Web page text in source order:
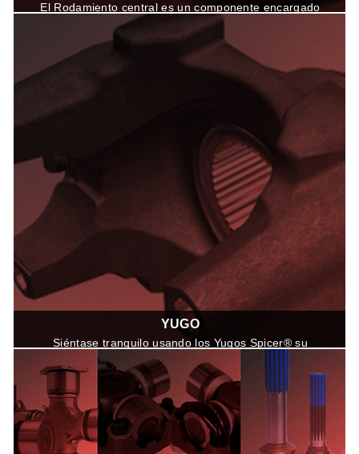
El Rodamiento central es un componente encargado
de absorber las vibraciones generadas por el cardán
durante su funcionamiento.
YUGO
Siéntase tranquilo usando los Yugos Spicer® su
calidad le brindarán ajuste, rendimiento y confiabilidad
gracias a sus procesos de fabricacion superiores con
calidad de Equipo Original.